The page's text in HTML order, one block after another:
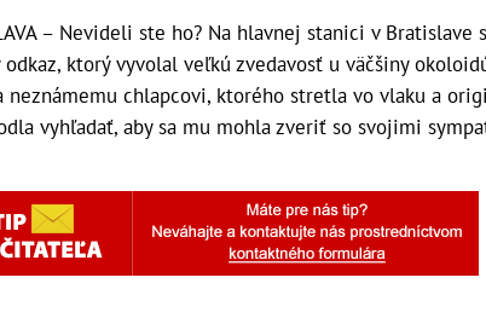
– Nevideli ste ho? Na hlavnej stanici v Bratislave
ktorý vyvolal veľkú zvedavosť u väčšiny
neznámemu chlapcovi, ktorého stretla vo vlaku a
vyhľadať, aby sa mu mohla zveriť so svojimi